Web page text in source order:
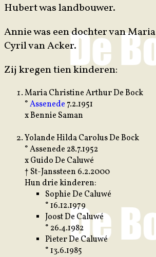
Hubert was landbouwer.
Annie was een dochter van Maria
Cyril van Acker.
Zij kregen tien kinderen:
Maria Christine Arthur De Bock
°Assenede 7.2.1951
x Bennie Saman
Yolande Hilda Carolus De Bock
° Assenede 28.7.1952
x Guido De Caluwé
† St-Janssteen 6.2.2000
Hun drie kinderen:
Sophie De Caluwé
° 16.12.1979
Joost De Caluwé
° 26.4.1982
Pieter De Caluwé
° 13.6.1985